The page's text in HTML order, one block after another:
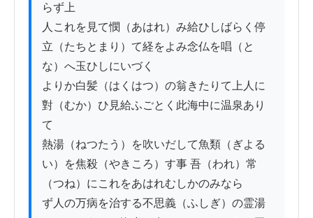
らず上
人これを見て憫（あはれ）み給ひしばらく停
立（たちとまり）て経をよみ念仏を唱（と
な）へ玉ひしにいづく
よりか白髪（はくはつ）の翁きたりて上人に
對（むか）ひ見給ふごとく此海中に温泉あり
て
熱湯（ねつたう）を吹いだして魚類（ぎよる
い）を焦殺（やきころ）す事 吾（われ）常
（つね）にこれをあはれむしかのみなら
ず人の万病を治する不思義（ふしぎ）の霊湯